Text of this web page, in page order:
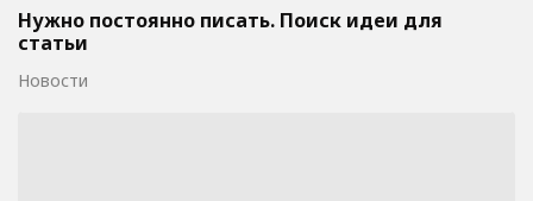
Нужно постоянно писать. Поиск идеи для
статьи
Новости